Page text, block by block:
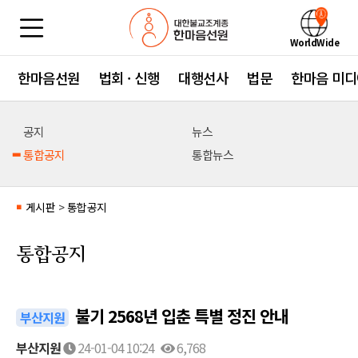
WorldWide
한마음선원 법회 · 신행 대행선사 법문 한마음 미
공지
뉴스
통합공지
통합뉴스
■ 게시판 > 통합공지
통합공지
부산지원 불기 2568년 입춘 특별 정진 안내
부산지원 24-01-04 10:24 6,768